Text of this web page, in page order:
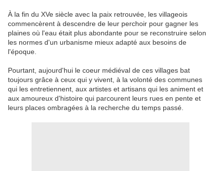
À la fin du XVe siècle avec la paix retrouvée, les villageois
commencèrent à descendre de leur perchoir pour gagner les
plaines où l'eau était plus abondante pour se reconstruire selon
les normes d'un urbanisme mieux adapté aux besoins de
l'époque.
Pourtant, aujourd'hui le coeur médiéval de ces villages bat
toujours grâce à ceux qui y vivent, à la volonté des communes
qui les entretiennent, aux artistes et artisans qui les animent et
aux amoureux d'histoire qui parcourent leurs rues en pente et
leurs places ombragées à la recherche du temps passé.